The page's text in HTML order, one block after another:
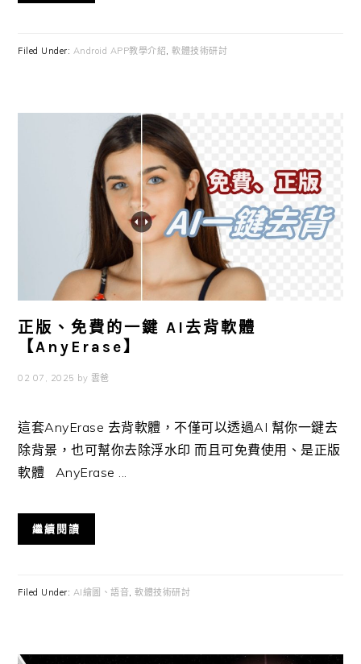
Filed Under: Android APP教學介紹,軟體技術研討
正版、免費的一鍵 AI去背軟體
【AnyErase】
02 07, 2025 by 雲爸
這套AnyErase 去背軟體，不僅可以透過AI 幫你一鍵去
除背景，也可幫你去除浮水印 而且可免費使用、是正版
軟體 AnyErase ...
繼續閱讀
Filed Under: AI繪圖、語音,軟體技術研討